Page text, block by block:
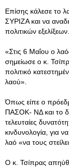
Επίσης κάλεσε το
ΣΥΡΙΖΑ και να
πολιτικών εξελίξεων.
«Στις 6 Μαΐου ο
σημείωσε ο κ.
πολιτικό
λαού».
Όπως είπε ο
ΠΑΣΟΚ- ΝΔ και το
τελευταίες
κινδυνολογία, για
λαό «να τους
Ο κ. Τσίπρας